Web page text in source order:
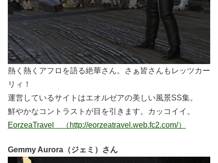
熱く熱くアフロを語る絶華さん。さぁ皆さんもレッツカー
リィ！
運営しているサイトはエオルゼアの美しい風景SS集。
鮮やかなコントラストが目を引きます。カッコイイ。
EorzeaTravel （http://eorzeatravel.web.fc2.com/）
Gemmy Aurora（ジェミ）さん